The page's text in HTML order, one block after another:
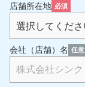
店舗所在地 必須
会社（店舗）名 任意